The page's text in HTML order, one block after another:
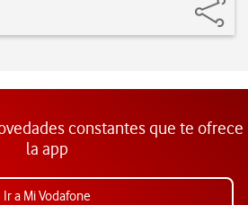
constantes que te ofrece
la app
Ir a Mi Vodafone